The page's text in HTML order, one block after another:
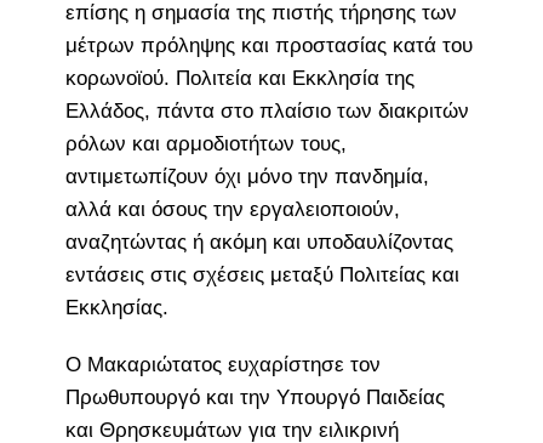
επίσης η σημασία της πιστής τήρησης των
μέτρων πρόληψης και προστασίας κατά του
κορωνοϊού. Πολιτεία και Εκκλησία της
Ελλάδος, πάντα στο πλαίσιο των διακριτών
ρόλων και αρμοδιοτήτων τους,
αντιμετωπίζουν όχι μόνο την πανδημία,
αλλά και όσους την εργαλειοποιούν,
αναζητώντας ή ακόμη και υποδαυλίζοντας
εντάσεις στις σχέσεις μεταξύ Πολιτείας και
Εκκλησίας.
Ο Μακαριώτατος ευχαρίστησε τον
Πρωθυπουργό και την Υπουργό Παιδείας
και Θρησκευμάτων για την ειλικρινή